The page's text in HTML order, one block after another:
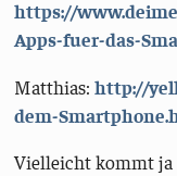
https://
Apps-fuer-das-
Matthias:http://
dem-
Vielleicht kommt ja